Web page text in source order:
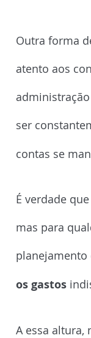
Outra forma
atento aos
ser
contas se
É verdade
mas para
os gastos
A essa